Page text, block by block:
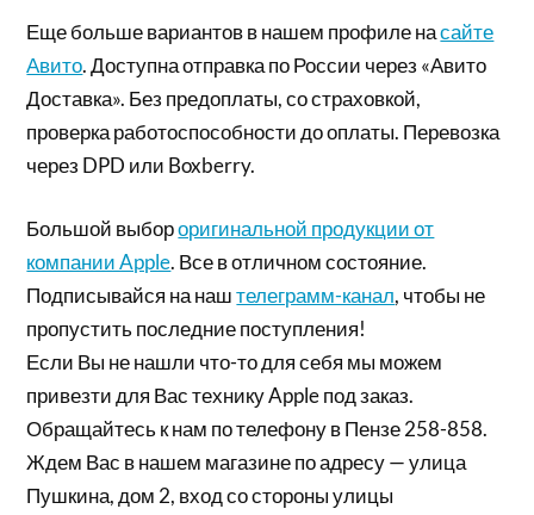
Еще больше вариантов в нашем профиле насайте
Авито. Доступна отправка по России через «Авито
Доставка». Без предоплаты, со страховкой,
проверка работоспособности до оплаты. Перевозка
через DPD или Boxberry.
Большой выбороригинальной продукции от
компании Apple. Все в отличном состояние.
Подписывайся на наштелеграмм-канал, чтобы не
пропустить последние поступления!
Если Вы не нашли что-то для себя мы можем
привезти для Вас технику Apple под заказ.
Обращайтесь к нам по телефону в Пензе 258-858.
Ждем Вас в нашем магазине по адресу — улица
Пушкина, дом 2, вход со стороны улицы